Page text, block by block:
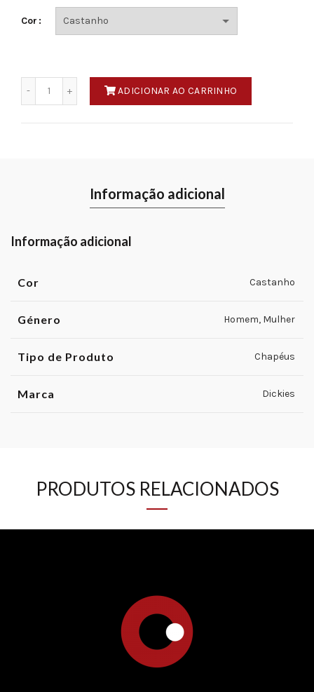
Cor
Quantidade
ADICIONAR AO CARRINHO
Informação adicional
Informação adicional
Cor Castanho
Género Homem, Mulher
Tipo de Produto Chapéus
Marca Dickies
PRODUTOS RELACIONADOS